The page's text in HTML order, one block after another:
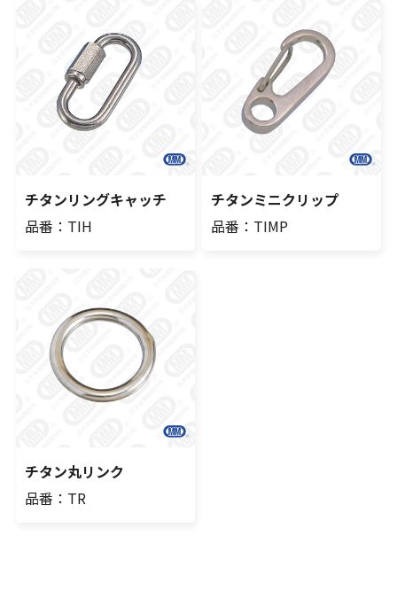
チタンリングキャッチ
品番：TIH
チタンミニクリップ
品番：TIMP
チタン丸リンク
品番：TR